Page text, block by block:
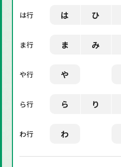
は行 は ひ
ま行 ま み
や行 や
ら行 ら り
わ行 わ